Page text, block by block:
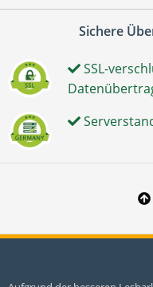
Sichere
SSL-